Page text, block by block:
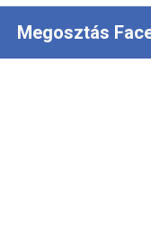
Megosztás